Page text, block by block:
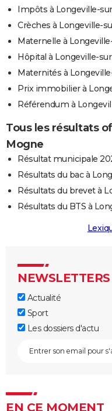
Impôts à Longeville-
Crèches à Longeville-
Maternelle à
Hôpital à Longeville-
Maternités à
Prix immobilier à
Référendum à
Tous les résultats
Mogne
Résultat municipale
Résultats du bac à
Résultats du brevet à
Résultats du BTS à
NEWSLETTERS
Actualité
Sport
Les dossiers d'actu
EN CE MOMENT